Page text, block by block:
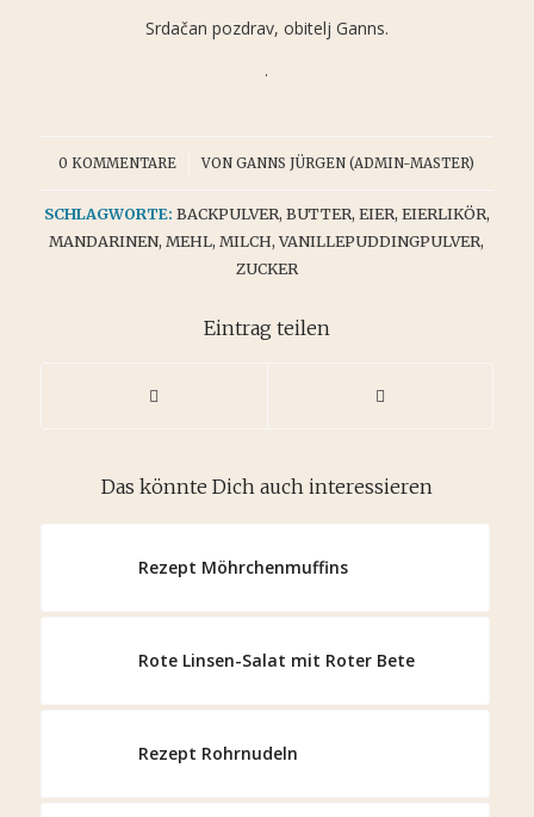
Srdačan pozdrav, obitelj Ganns.
.
0 KOMMENTARE
/ VONGANNS JÜRGEN (ADMIN-MASTER)
SCHLAGWORTE: BACKPULVER, BUTTER, EIER, EIERLIKÖR,
MANDARINEN,MEHL,MILCH,VANILLEPUDDINGPULVER,
ZUCKER
Eintrag teilen
Das könnte Dich auch interessieren
Rezept Möhrchenmuffins
Rote Linsen-Salat mit Roter Bete
Rezept Rohrnudeln